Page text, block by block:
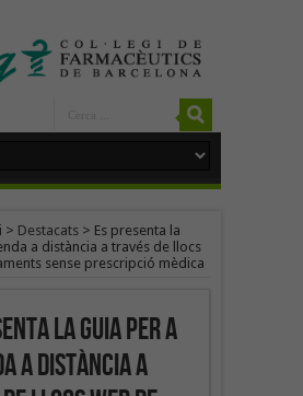
> Destacats> Es presenta la
a distància a través de llocs
sense prescripció mèdica
la Guia per a
a distància a